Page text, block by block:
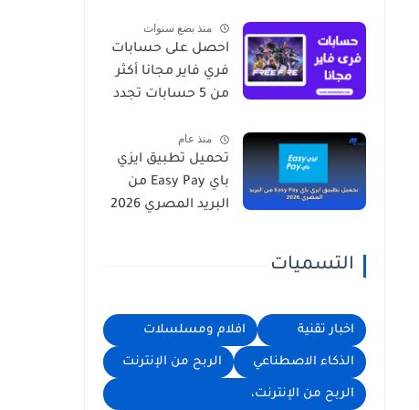
منذ بضع سنوات
احصل على حسابات
فري فاير مجانا أكثر
من 5 حسابات تجدد
منذ عام
تحميل تطبيق ايزي
باي Easy Pay من
البريد المصري 2026
التسميات
اخبار تقنية افلام ومسلسلات
الذكاء الاصطناعي الربح من الإنترنت
الربح من الإنترنت،